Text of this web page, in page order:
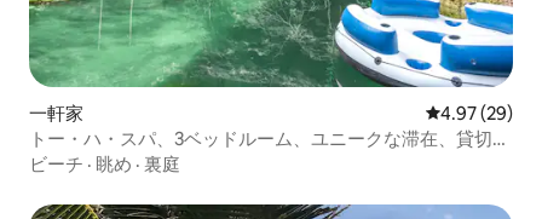
一軒家 レビュー29
4.97 (29)
トー・ハ・スパ、3ベッドルーム、ユニークな滞在、貸切セ
ノーテ
ビーチ · 眺め · 裏庭